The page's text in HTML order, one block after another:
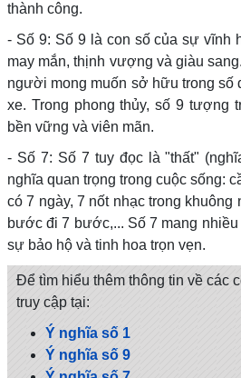
thành công.
- Số 9: Số 9 là con số của sự vĩnh
may mắn, thịnh vượng và giàu
người mong muốn sở hữu trong số
xe. Trong phong thủy, số 9 tượng
bền vững và viên mãn.
- Số 7: Số 7 tuy đọc là "thất"
nghĩa quan trọng trong cuộc sống:
có 7 ngày, 7 nốt nhạc trong
bước đi 7 bước,... Số 7 mang
sự bảo hộ và tinh hoa trọn vẹn.
Để tìm hiểu thêm thông tin về các
truy cập tại:
Ý nghĩa số 1
Ý nghĩa số 9